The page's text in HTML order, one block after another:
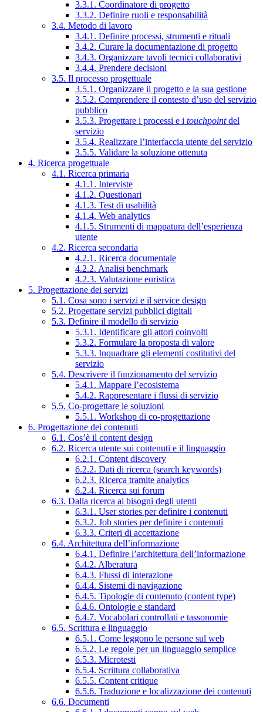
3.3.1. Coordinatore di progetto
3.3.2. Definire ruoli e responsabilità
3.4. Metodo di lavoro
3.4.1. Definire processi, strumenti e rituali
3.4.2. Curare la documentazione di progetto
3.4.3. Organizzare tavoli tecnici collaborativi
3.4.4. Prendere decisioni
3.5. Il processo progettuale
3.5.1. Organizzare il progetto e la sua gestione
3.5.2. Comprendere il contesto d’uso del servizio
pubblico
3.5.3. Progettare i processi e i touchpointdel
servizio
3.5.4. Realizzare l’interfaccia utente del servizio
3.5.5. Validare la soluzione ottenuta
4. Ricerca progettuale
4.1. Ricerca primaria
4.1.1. Interviste
4.1.2. Questionari
4.1.3. Test di usabilità
4.1.4. Web analytics
4.1.5. Strumenti di mappatura dell’esperienza
utente
4.2. Ricerca secondaria
4.2.1. Ricerca documentale
4.2.2. Analisi benchmark
4.2.3. Valutazione euristica
5. Progettazione dei servizi
5.1. Cosa sono i servizi e il service design
5.2. Progettare servizi pubblici digitali
5.3. Definire il modello di servizio
5.3.1. Identificare gli attori coinvolti
5.3.2. Formulare la proposta di valore
5.3.3. Inquadrare gli elementi costitutivi del
servizio
5.4. Descrivere il funzionamento del servizio
5.4.1. Mappare l’ecosistema
5.4.2. Rappresentare i flussi di servizio
5.5. Co-progettare le soluzioni
5.5.1. Workshop di co-progettazione
6. Progettazione dei contenuti
6.1. Cos’è il content design
6.2. Ricerca utente sui contenuti e il linguaggio
6.2.1. Content discovery
6.2.2. Dati di ricerca (search keywords)
6.2.3. Ricerca tramite analytics
6.2.4. Ricerca sui forum
6.3. Dalla ricerca ai bisogni degli utenti
6.3.1. User stories per definire i contenuti
6.3.2. Job stories per definire i contenuti
6.3.3. Criteri di accettazione
6.4. Architettura dell’informazione
6.4.1. Definire l’architettura dell’informazione
6.4.2. Alberatura
6.4.3. Flussi di interazione
6.4.4. Sistemi di navigazione
6.4.5. Tipologie di contenuto (content type)
6.4.6. Ontologie e standard
6.4.7. Vocabolari controllati e tassonomie
6.5. Scrittura e linguaggio
6.5.1. Come leggono le persone sul web
6.5.2. Le regole per un linguaggio semplice
6.5.3. Microtesti
6.5.4. Scrittura collaborativa
6.5.5. Content critique
6.5.6. Traduzione e localizzazione dei contenuti
6.6. Documenti